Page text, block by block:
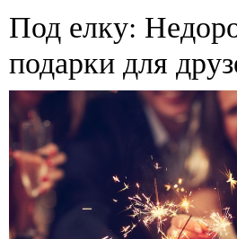
Под елку:
подарки для